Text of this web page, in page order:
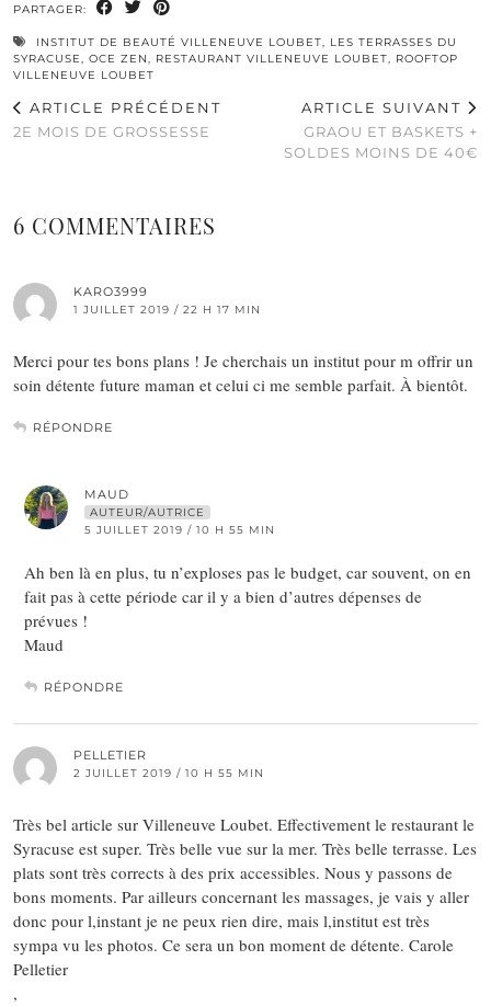
PARTAGER:
INSTITUT DE BEAUTÉ VILLENEUVE LOUBET, LES TERRASSES DU
SYRACUSE, OCE ZEN, RESTAURANT VILLENEUVE LOUBET, ROOFTOP
VILLENEUVE LOUBET
ARTICLE PRÉCÉDENT
2E MOIS DE GROSSESSE
ARTICLE SUIVANT
GRAOU ET BASKETS +
SOLDES MOINS DE 40€
6 COMMENTAIRES
KARO3999
1 JUILLET 2019 / 22 H 17 MIN
Merci pour tes bons plans ! Je cherchais un institut pour m offrir un
soin détente future maman et celui ci me semble parfait. À bientôt.
RÉPONDRE
MAUD
AUTEUR/AUTRICE
5 JUILLET 2019 / 10 H 55 MIN
Ah ben là en plus, tu n’exploses pas le budget, car souvent, on en
fait pas à cette période car il y a bien d’autres dépenses de
prévues !
Maud
RÉPONDRE
PELLETIER
2 JUILLET 2019 / 10 H 55 MIN
Très bel article sur Villeneuve Loubet. Effectivement le restaurant le
Syracuse est super. Très belle vue sur la mer. Très belle terrasse. Les
plats sont très corrects à des prix accessibles. Nous y passons de
bons moments. Par ailleurs concernant les massages, je vais y aller
donc pour l,instant je ne peux rien dire, mais l,institut est très
sympa vu les photos. Ce sera un bon moment de détente. Carole
Pelletier
,